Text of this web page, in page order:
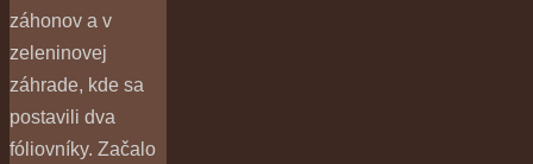
záhonov a v
zeleninovej
záhrade, kde sa
postavili dva
fóliovníky. Začalo